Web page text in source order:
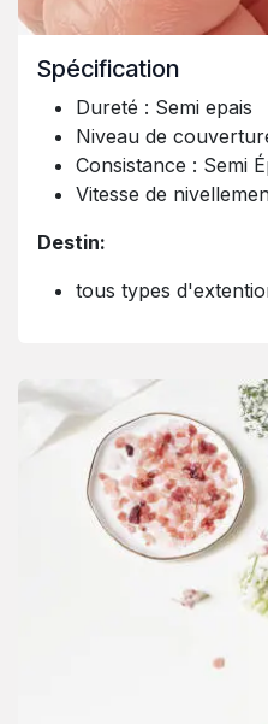
Spécification
Dureté : Semi epais
Niveau de
Consistance : Semi
Vitesse de
Destin:
tous types